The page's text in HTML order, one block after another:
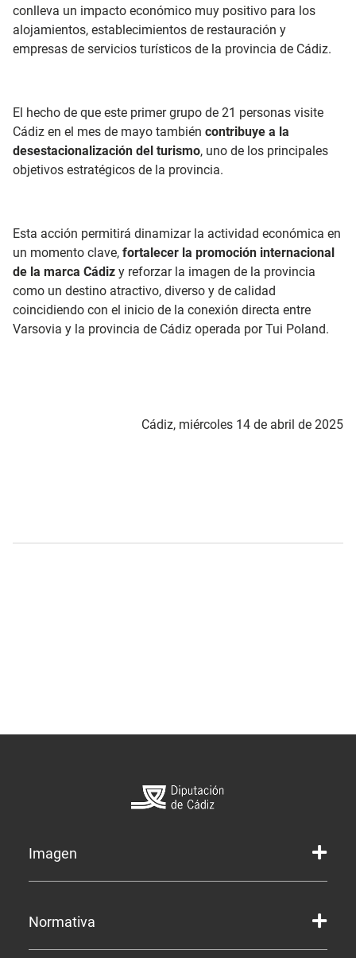
conlleva un impacto económico muy positivo para los
alojamientos, establecimientos de restauración y
empresas de servicios turísticos de la provincia de Cádiz.
El hecho de que este primer grupo de 21 personas visite
Cádiz en el mes de mayo también contribuye a la
desestacionalización del turismo, uno de los principales
objetivos estratégicos de la provincia.
Esta acción permitirá dinamizar la actividad económica en
un momento clave, fortalecer la promoción internacional
de la marca Cádiz y reforzar la imagen de la provincia
como un destino atractivo, diverso y de calidad
coincidiendo con el inicio de la conexión directa entre
Varsovia y la provincia de Cádiz operada por Tui Poland.
Cádiz, miércoles 14 de abril de 2025
Imagen
Normativa